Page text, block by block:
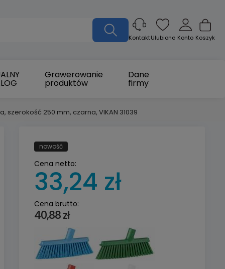
Koszyk
Konto
Ulubione
Kontakt
Grawerowanie
produktów
Dane
firmy
szerokość 250 mm, czarna, VIKAN 31039
nowość
Cena brutto:
40,88 zł
Cena netto:
33,24 zł